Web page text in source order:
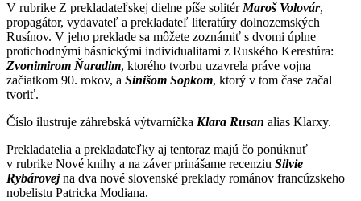
V rubrike Z prekladateľskej dielne píše solitér Maroš Volovár,
propagátor, vydavateľ a prekladateľ literatúry dolnozemských
Rusínov. V jeho preklade sa môžete zoznámiť s dvomi úplne
protichodnými básnickými individualitami z Ruského Kerestúra:
Zvonimirom Ňaradim, ktorého tvorbu uzavrela práve vojna
začiatkom 90. rokov, a Sinišom Sopkom, ktorý v tom čase začal
tvoriť.
Číslo ilustruje záhrebská výtvarníčka Klara Rusan alias Klarxy.
Prekladatelia a prekladateľky aj tentoraz majú čo ponúknuť
v rubrike Nové knihy a na záver prinášame recenziu Silvie
Rybárovejna dva nové slovenské preklady románov francúzskeho
nobelistu Patricka Modiana.